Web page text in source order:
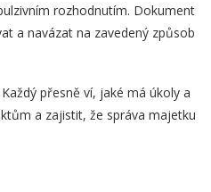
rozhodnutím. Dokument
a navázat na zavedený způsob
přesně ví, jaké má úkoly a
a zajistit, že správa majetku